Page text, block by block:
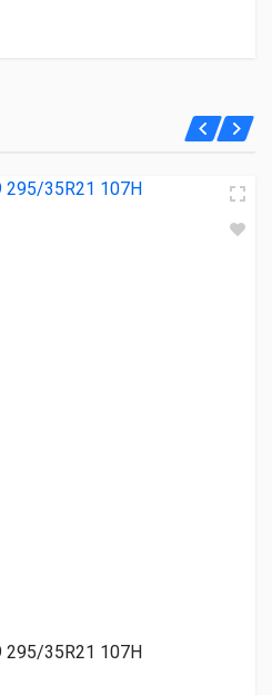
9 SUV 295/35R21 107T
295/35R21 107H